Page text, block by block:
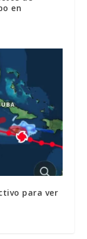
en
para ver